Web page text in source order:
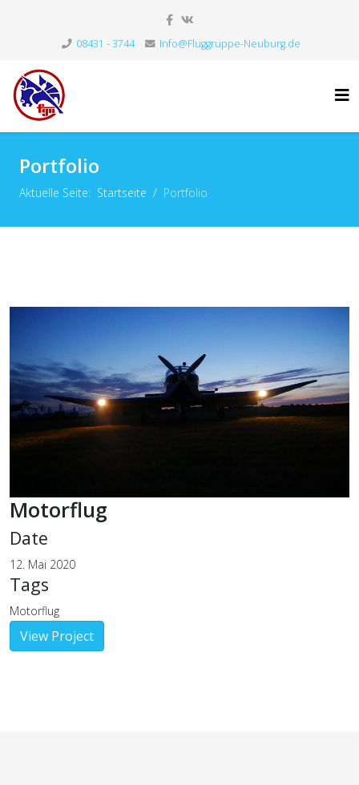
08431 - 3744 Info@Fluggruppe-Neuburg.de
Portfolio
Aktuelle Seite: Startseite Portfolio
Motorflug
Date
12. Mai 2020
Tags
Motorflug
View Project